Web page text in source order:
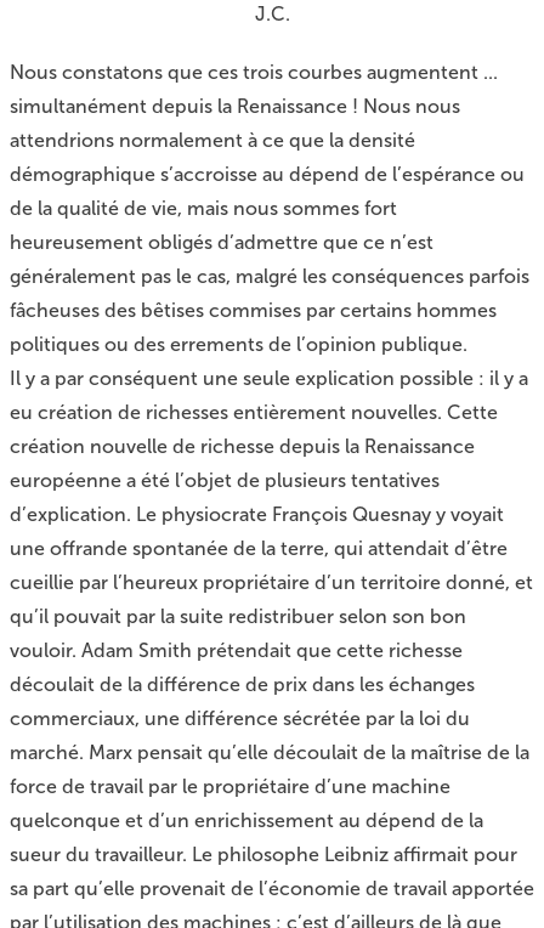
J.C.
Nous constatons que ces trois courbes augmentent ...
simultanément depuis la Renaissance ! Nous nous
attendrions normalement à ce que la densité
démographique s’accroisse au dépend de l’espérance ou
de la qualité de vie, mais nous sommes fort
heureusement obligés d’admettre que ce n’est
généralement pas le cas, malgré les conséquences parfois
fâcheuses des bêtises commises par certains hommes
politiques ou des errements de l’opinion publique.
Il y a par conséquent une seule explication possible : il y a
eu création de richesses entièrement nouvelles. Cette
création nouvelle de richesse depuis la Renaissance
européenne a été l’objet de plusieurs tentatives
d’explication. Le physiocrate François Quesnay y voyait
une offrande spontanée de la terre, qui attendait d’être
cueillie par l’heureux propriétaire d’un territoire donné, et
qu’il pouvait par la suite redistribuer selon son bon
vouloir. Adam Smith prétendait que cette richesse
découlait de la différence de prix dans les échanges
commerciaux, une différence sécrétée par la loi du
marché. Marx pensait qu’elle découlait de la maîtrise de la
force de travail par le propriétaire d’une machine
quelconque et d’un enrichissement au dépend de la
sueur du travailleur. Le philosophe Leibniz affirmait pour
sa part qu’elle provenait de l’économie de travail apportée
par l’utilisation des machines : c’est d’ailleurs de là que